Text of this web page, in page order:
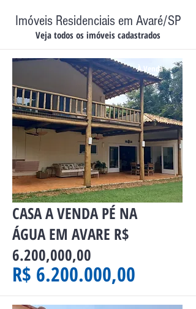
Imóveis Residenciais em Avaré/SP
Veja todos os imóveis cadastrados
À Venda
CASA A VENDA PÉ NA
ÁGUA EM AVARE R$
6.200,000,00
R$ 6.200.000,00